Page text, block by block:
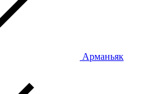
Арманьяк